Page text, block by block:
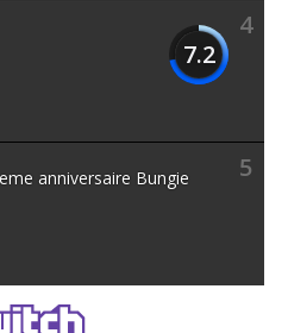
4
7.2
5
anniversaire Bungie